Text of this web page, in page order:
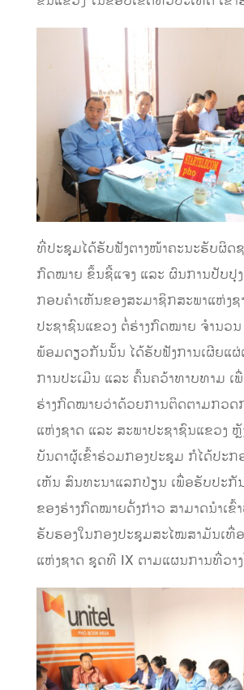
ທີ່ປະຊຸມໄດ້ຮັບຟັງຕາງໜ້າຄະນະຮັບຜິດຊ
ກົດໝາຍ ຂຶ້ນຊີ້ແຈງ ແລະ ຜົນການປັບປຸ
ກອບຄໍາເຫັນຂອງສະມາຊິກສະພາແຫ່ງຊ
ປະຊາຊົນແຂວງ ຕໍ່ຮ່າງກົດໝາຍ ຈໍານວ
ພ້ອມດຽວກັນນັ້ນ ໄດ້ຮັບຟັງການເຜີຍແຜ່
ການປະເມີນ ແລະ ຄົ້ນຄວ້າທາບທາມ ເ
ຮ່າງກົດໝາຍວ່າດ້ວຍການຕິດຕາມກວດ
ແຫ່ງຊາດ ແລະ ສະພາປະຊາຊົນແຂວງ
ບັນດາຜູ້ເຂົ້າຮ່ວມກອງປະຊຸມ ກໍໄດ້ປະກ
ເຫັນ ສົນທະນາແລກປ່ຽນ ເພື່ອຮັບປະກັ
ຂອງຮ່າງກົດໝາຍດັ່ງກ່າວ ສາມາດນໍາເຂົ້
ຮັບຮອງໃນກອງປະຊຸມສະໄໝສາມັນເທື່
ແຫ່ງຊາດ ຊຸດທີ IX ຕາມແຜນການທີ່ວາ